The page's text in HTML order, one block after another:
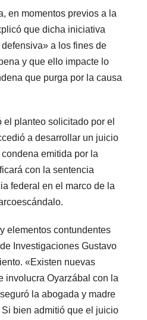
en momentos previos a la
que dicha iniciativa
a los fines de
y que ello impacte lo
que purga por la causa
planteo solicitado por el
a desarrollar un juicio
emitida por la
con la sentencia
federal en el marco de la
elementos contundentes
Investigaciones Gustavo
«Existen nuevas
involucra Oyarzábal con la
la abogada y madre
bien admitió que el juicio